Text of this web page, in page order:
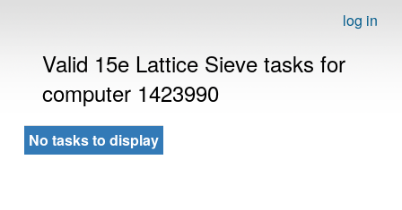
log in
Valid 15e Lattice Sieve tasks for
computer 1423990
No tasks to display